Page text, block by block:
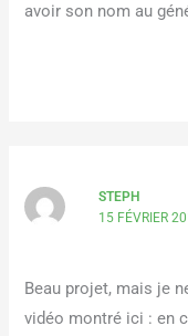
avoir son nom au
STEPH
15 FÉVRIER
Beau projet, mais je
vidéo montré ici : en